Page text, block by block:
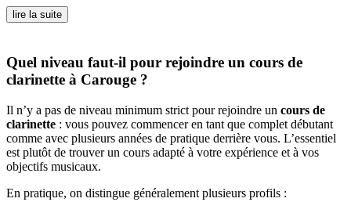
lire la suite
Quel niveau faut-il pour rejoindre un cours de
clarinette à Carouge ?
Il n’y a pas de niveau minimum strict pour rejoindre un cours de
clarinette : vous pouvez commencer en tant que complet débutant
comme avec plusieurs années de pratique derrière vous. L’essentiel
est plutôt de trouver un cours adapté à votre expérience et à vos
objectifs musicaux.
En pratique, on distingue généralement plusieurs profils :